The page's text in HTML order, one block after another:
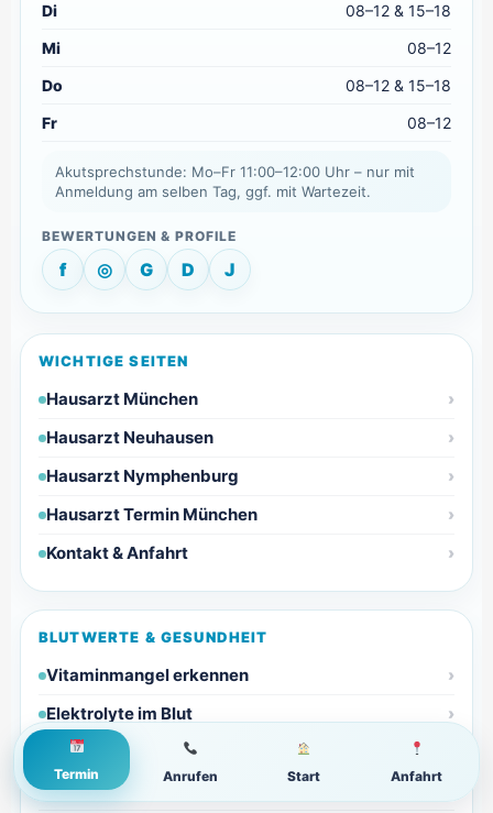
Termin Anrufen Start Anfahrt
Di
08–12 & 15–18
Mi
08–12
Do
08–12 & 15–18
Fr
08–12
Akutsprechstunde: Mo–Fr 11:00–12:00 Uhr – nur mit
Anmeldung am selben Tag, ggf. mit Wartezeit.
f ◎ G D J
WICHTIGE SEITEN
Hausarzt München
Hausarzt Neuhausen
Hausarzt Nymphenburg
Hausarzt Termin München
Kontakt & Anfahrt
BLUTWERTE & GESUNDHEIT
Vitaminmangel erkennen
Elektrolyte im Blut
CRP Blutwert
Kalium